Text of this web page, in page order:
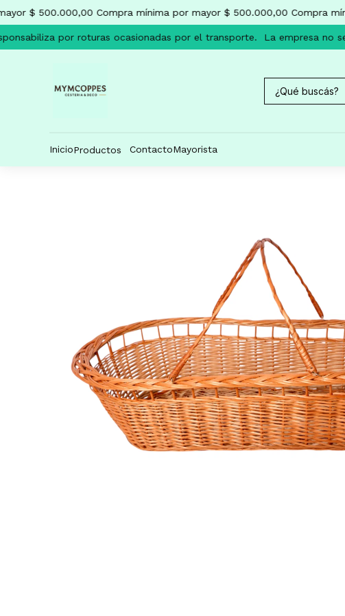
$ 500.000,00 Compra mínima por mayor $ 500.000,00 Compra
por roturas ocasionadas por el transporte. La empresa no
InicioProductos ContactoMayorista